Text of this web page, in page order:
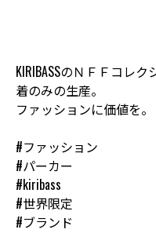
KIRIBASSのＮＦＦコレ
着のみの生産。
ファッションに価値を。
#ファッション
#パーカー
#kiribass
#世界限定
#ブランド